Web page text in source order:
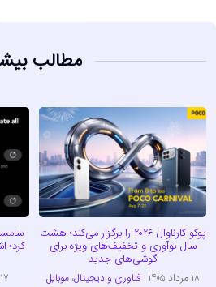
مطالب
پوکو کارناوال ۲۰۲۶ را برگزار می‌کند؛ هشت
سال نوآوری و تخفیف‌های ویژه برای
گوشی‌های جدید
۱۸ مرداد ۱۴۰۵ فناوری و دیجیتال،موبایل
کرد؛
۱۷ مرداد ۱۴۰۵